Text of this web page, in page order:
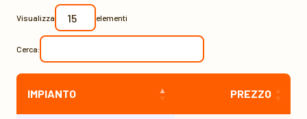
Visualizza elementi
Cerca:
IMPIANTO PREZZO